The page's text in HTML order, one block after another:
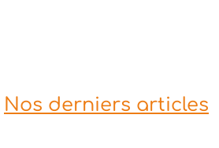
Nos derniers articles